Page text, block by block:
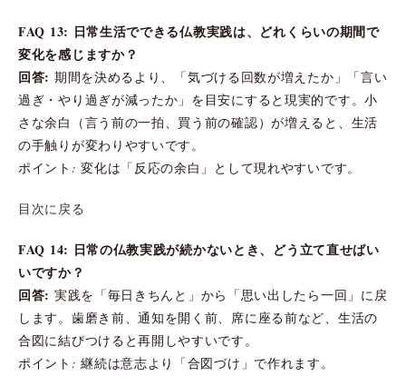
FAQ 13: 日常生活でできる仏教実践は、どれくらいの期間で
変化を感じますか？
回答: 期間を決めるより、「気づける回数が増えたか」「言い
過ぎ・やり過ぎが減ったか」を目安にすると現実的です。小
さな余白（言う前の一拍、買う前の確認）が増えると、生活
の手触りが変わりやすいです。
ポイント: 変化は「反応の余白」として現れやすいです。
目次に戻る
FAQ 14: 日常の仏教実践が続かないとき、どう立て直せばい
いですか？
回答: 実践を「毎日きちんと」から「思い出したら一回」に戻
します。歯磨き前、通知を開く前、席に座る前など、生活の
合図に結びつけると再開しやすいです。
ポイント: 継続は意志より「合図づけ」で作れます。